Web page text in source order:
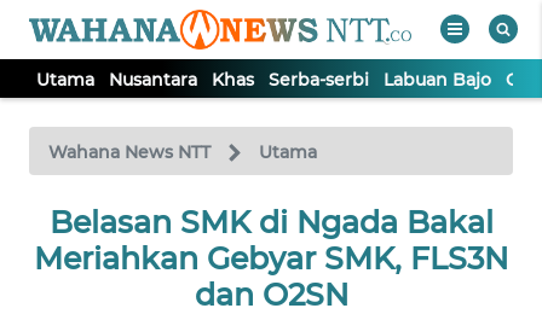
Utama Nusantara Khas Serba-serbi Labuan Bajo
Wahana News NTT Utama
Belasan SMK di Ngada Bakal
Meriahkan Gebyar SMK, FLS3N
dan O2SN
TV
Tutup
UTAMA